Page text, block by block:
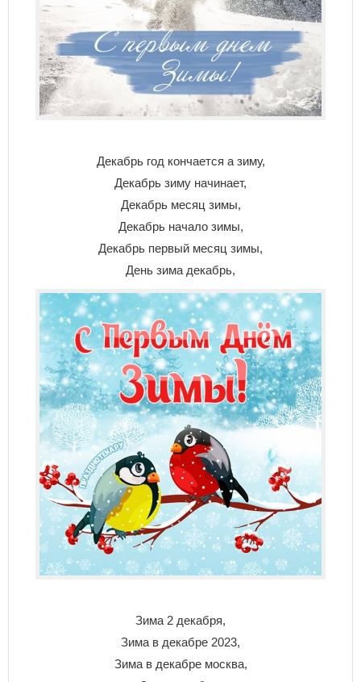
Декабрь год кончается а зиму,
Декабрь зиму начинает,
Декабрь месяц зимы,
Декабрь начало зимы,
Декабрь первый месяц зимы,
День зима декабрь,
Зима 2 декабря,
Зима в декабре 2023,
Зима в декабре москва,